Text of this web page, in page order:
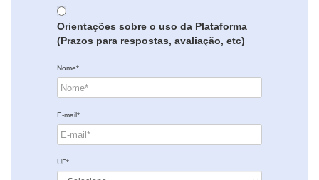
Orientações sobre o uso da Plataforma
(Prazos para respostas, avaliação, etc)
Nome*
E-mail*
UF*